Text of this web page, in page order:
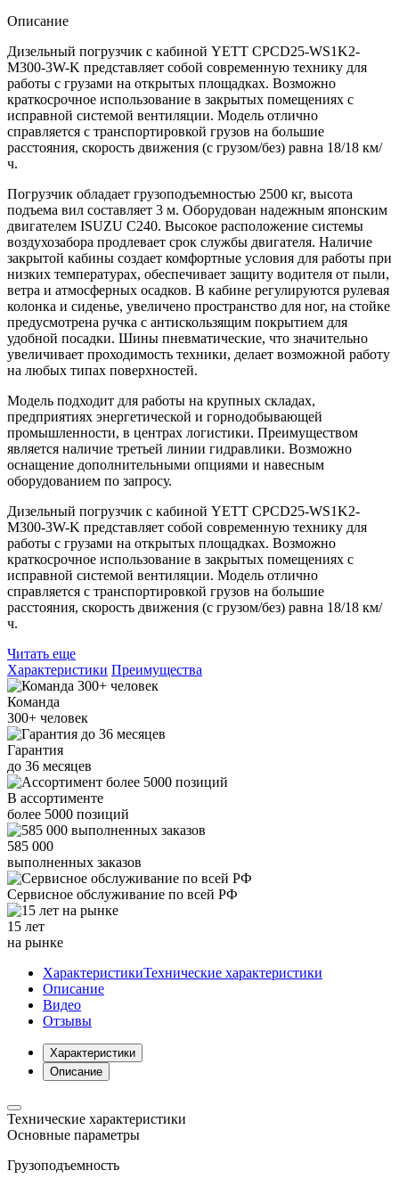
Описание
Дизельный погрузчик с кабиной YETT CPCD25-WS1K2-
M300-3W-K представляет собой современную технику для
работы с грузами на открытых площадках. Возможно
краткосрочное использование в закрытых помещениях с
исправной системой вентиляции. Модель отлично
справляется с транспортировкой грузов на большие
расстояния, скорость движения (с грузом/без) равна 18/18 км/
ч.
Погрузчик обладает грузоподъемностью 2500 кг, высота
подъема вил составляет 3 м. Оборудован надежным японским
двигателем ISUZU C240. Высокое расположение системы
воздухозабора продлевает срок службы двигателя. Наличие
закрытой кабины создает комфортные условия для работы при
низких температурах, обеспечивает защиту водителя от пыли,
ветра и атмосферных осадков. В кабине регулируются рулевая
колонка и сиденье, увеличено пространство для ног, на стойке
предусмотрена ручка с антискользящим покрытием для
удобной посадки. Шины пневматические, что значительно
увеличивает проходимость техники, делает возможной работу
на любых типах поверхностей.
Модель подходит для работы на крупных складах,
предприятиях энергетической и горнодобывающей
промышленности, в центрах логистики. Преимуществом
является наличие третьей линии гидравлики. Возможно
оснащение дополнительными опциями и навесным
оборудованием по запросу.
Дизельный погрузчик с кабиной YETT CPCD25-WS1K2-
M300-3W-K представляет собой современную технику для
работы с грузами на открытых площадках. Возможно
краткосрочное использование в закрытых помещениях с
исправной системой вентиляции. Модель отлично
справляется с транспортировкой грузов на большие
расстояния, скорость движения (с грузом/без) равна 18/18 км/
ч.
Читать еще
Характеристики Преимущества
Команда
300+ человек
Гарантия
до 36 месяцев
В ассортименте
более 5000 позиций
585 000
выполненных заказов
Сервисное обслуживание по всей РФ
15 лет
на рынке
ХарактеристикиТехнические характеристики
Описание
Видео
Отзывы
Характеристики
Описание
Технические характеристики
Основные параметры
Грузоподъемность